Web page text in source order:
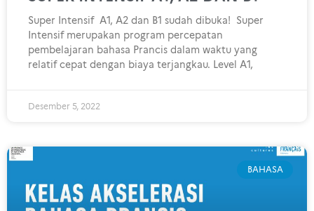
Super Intensif A1, A2 dan B1 sudah dibuka! Super
Intensif merupakan program percepatan
pembelajaran bahasa Prancis dalam waktu yang
relatif cepat dengan biaya terjangkau. Level A1,
Desember 5, 2022
BAHASA